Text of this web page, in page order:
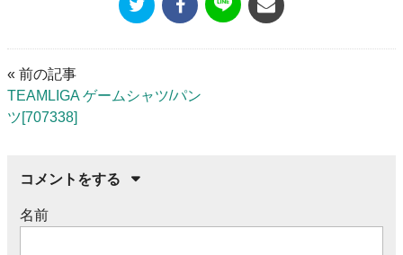
« 前の記事
TEAMLIGA ゲームシャツ/パン
ツ[707338]
コメントをする
名前